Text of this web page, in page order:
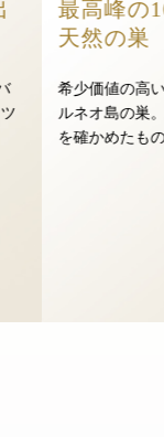
最高峰の
天然の巣
希少価値の高
ルネオ島の巣
を確かめたも